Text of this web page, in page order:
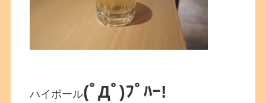
ハイボール(ﾟДﾟ)ﾌﾟﾊｰ!